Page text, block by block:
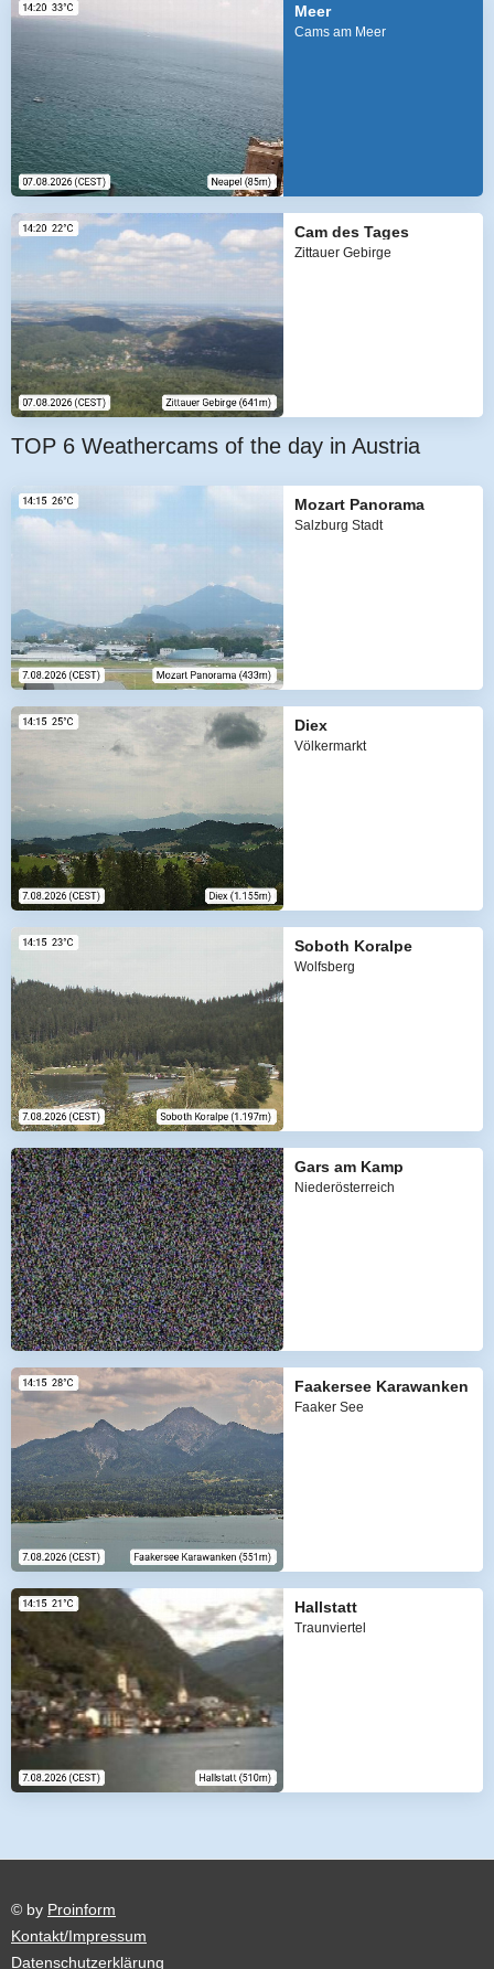
Meer
Cams am Meer
Cam des Tages
Zittauer Gebirge
TOP 6 Weathercams of the day in Austria
Mozart Panorama
Salzburg Stadt
Diex
Völkermarkt
Soboth Koralpe
Wolfsberg
Gars am Kamp
Niederösterreich
Faakersee Karawanken
Faaker See
Hallstatt
Traunviertel
© by Proinform
Kontakt/Impressum
Datenschutzerklärung